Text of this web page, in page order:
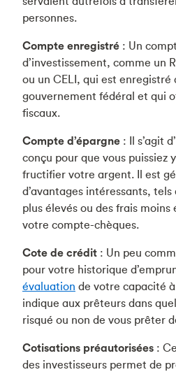
personnes.
Compte enregistré : Un
d’investissement, comme un
ou un CELI, qui est enregistré
gouvernement fédéral et qui
fiscaux.
Compte d’épargne : Il s’agit
conçu pour que vous puissiez
fructifier votre argent. Il est
d’avantages intéressants,
plus élevés ou des frais moins
votre compte-chèques.
Cote de crédit : Un peu
pour votre historique
évaluation de votre capacité
indique aux prêteurs dans
risqué ou non de vous prêter
Cotisations préautorisées :
des investisseurs permet de